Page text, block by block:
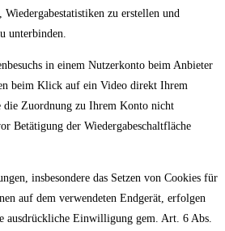
zu erstellen und
unterbinden.
in einem Nutzerkonto beim Anbieter
beim Klick auf ein Video direkt Ihrem
die Zuordnung zu Ihrem Konto nicht
Betätigung der Wiedergabeschaltfläche
insbesondere das Setzen von Cookies für
auf dem verwendeten Endgerät, erfolgen
ausdrückliche Einwilligung gem. Art. 6 Abs.